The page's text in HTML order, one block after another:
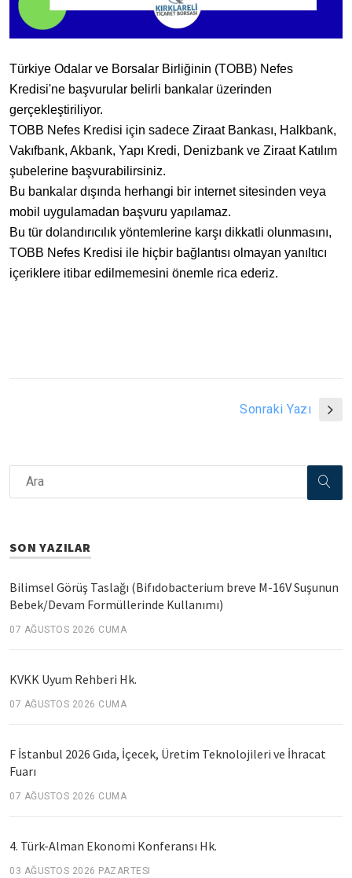
Türkiye Odalar ve Borsalar Birliğinin (TOBB) Nefes
Kredisi'ne başvurular belirli bankalar üzerinden
gerçekleştiriliyor.
TOBB Nefes Kredisi için sadece Ziraat Bankası, Halkbank,
Vakıfbank, Akbank, Yapı Kredi, Denizbank ve Ziraat Katılım
şubelerine başvurabilirsiniz.
Bu bankalar dışında herhangi bir internet sitesinden veya
mobil uygulamadan başvuru yapılamaz.
Bu tür dolandırıcılık yöntemlerine karşı dikkatli olunmasını,
TOBB Nefes Kredisi ile hiçbir bağlantısı olmayan yanıltıcı
içeriklere itibar edilmemesini önemle rica ederiz.
Sonraki Yazı
SON YAZILAR
Bilimsel Görüş Taslağı (Bifıdobacterium breve M-16V Suşunun
Bebek/Devam Formüllerinde Kullanımı)
07 AĞUSTOS 2026 CUMA
KVKK Uyum Rehberi Hk.
07 AĞUSTOS 2026 CUMA
F İstanbul 2026 Gıda, İçecek, Üretim Teknolojileri ve İhracat
Fuarı
07 AĞUSTOS 2026 CUMA
4. Türk-Alman Ekonomi Konferansı Hk.
03 AĞUSTOS 2026 PAZARTESI